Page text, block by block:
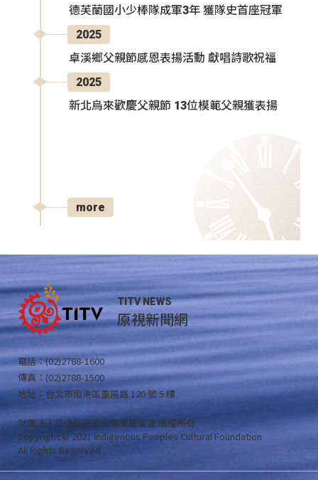
德芙蘭國小少棒隊成軍3年 獲隊史首座冠軍
2025
卓溪鄉父親節感恩表揚活動 獻唱詩歌祝福
2025
新北烏來歡慶父親節 13位模範父親獲表揚
more
TITV NEWS
原視新聞網
電話：(02)2788-1600
傳真：(02)2788-1500
地址：台北市南港區重陽路 120 號 5 樓
財團法人原住民族文化事業基金會 版權所有
Copyright © 2021 Indigenous Peoples Cultural Foundation
All Rights Reserved .